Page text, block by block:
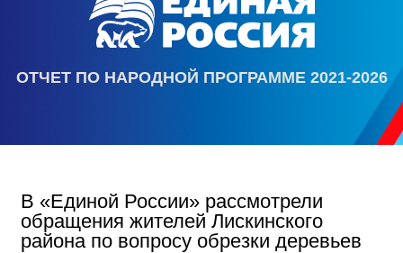
ОТЧЕТ ПО НАРОДНОЙ ПРОГРАММЕ 2021-2026
В «Единой России» рассмотрели
обращения жителей Лискинского
района по вопросу обрезки деревьев